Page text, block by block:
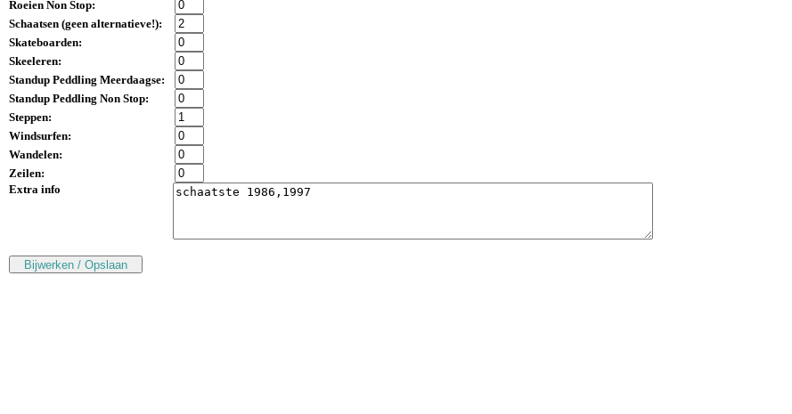
Roeien Non Stop:
Schaatsen (geen alternatieve!):
Skateboarden:
Skeeleren:
Standup Peddling Meerdaagse:
Standup Peddling Non Stop:
Steppen:
Windsurfen:
Wandelen:
Zeilen:
Extra info